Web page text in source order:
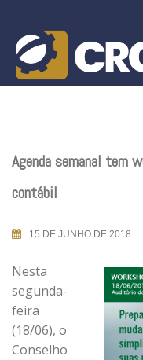
content
Agenda semanal tem
contábil
15 DE JUNHO DE 2018
Nesta
segunda-
feira
(18/06), o
Conselho